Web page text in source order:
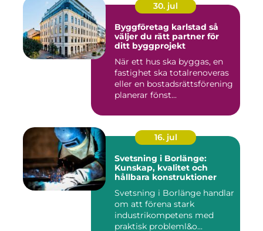
30. jul
Byggföretag karlstad så
väljer du rätt partner för
ditt byggprojekt
När ett hus ska byggas, en
fastighet ska totalrenoveras
eller en bostadsrättsförening
planerar fönst...
16. jul
Svetsning i Borlänge:
Kunskap, kvalitet och
hållbara konstruktioner
Svetsning i Borlänge handlar
om att förena stark
industrikompetens med
praktisk probleml&o...